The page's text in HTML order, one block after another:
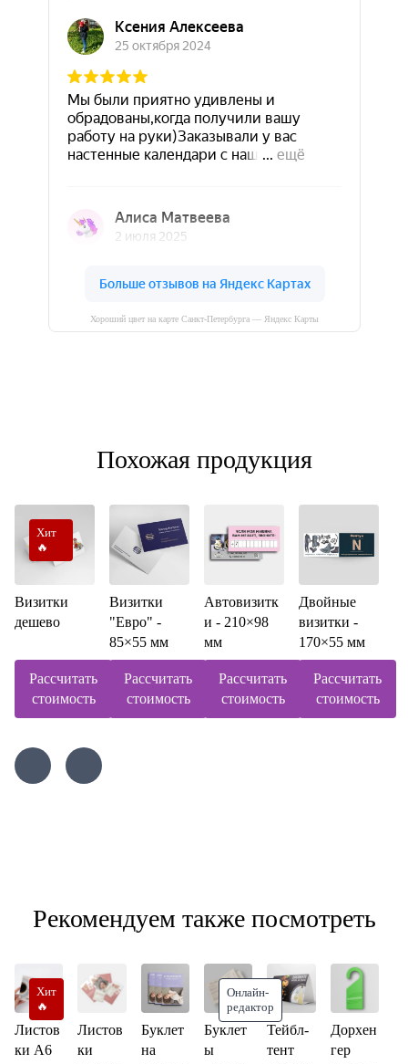
Хороший цвет на карте Санкт‑Петербурга — Яндекс Карты
Похожая продукция
Хит
🔥
Визитки
дешево
Рассчитать
стоимость
Визитки
"Евро" -
85×55 мм
Рассчитать
стоимость
Автовизитк
и - 210×98
мм
Рассчитать
стоимость
Двойные
визитки -
170×55 мм
Рассчитать
стоимость
Рекомендуем также посмотреть
Хит
🔥
Листов
ки А6
Листов
ки
Буклет
на
Онлайн-
редактор
Буклет
ы
Тейбл-
тент
Дорхен
гер